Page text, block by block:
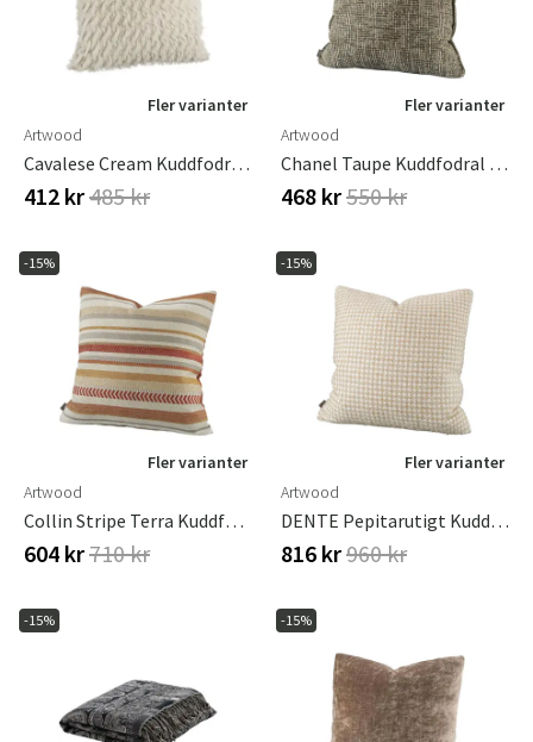
Fler varianter
Artwood
Cavalese Cream Kuddfodral 50x50 Cm
412 kr485 kr
Fler varianter
Artwood
Chanel Taupe Kuddfodral 50x50 Cm
468 kr550 kr
-15%
Fler varianter
Artwood
Collin Stripe Terra Kuddfodral 60x60 Cm
604 kr710 kr
-15%
Fler varianter
Artwood
DENTE Pepitarutigt Kuddfodral - 50x50, Beige
816 kr960 kr
-15% -15%